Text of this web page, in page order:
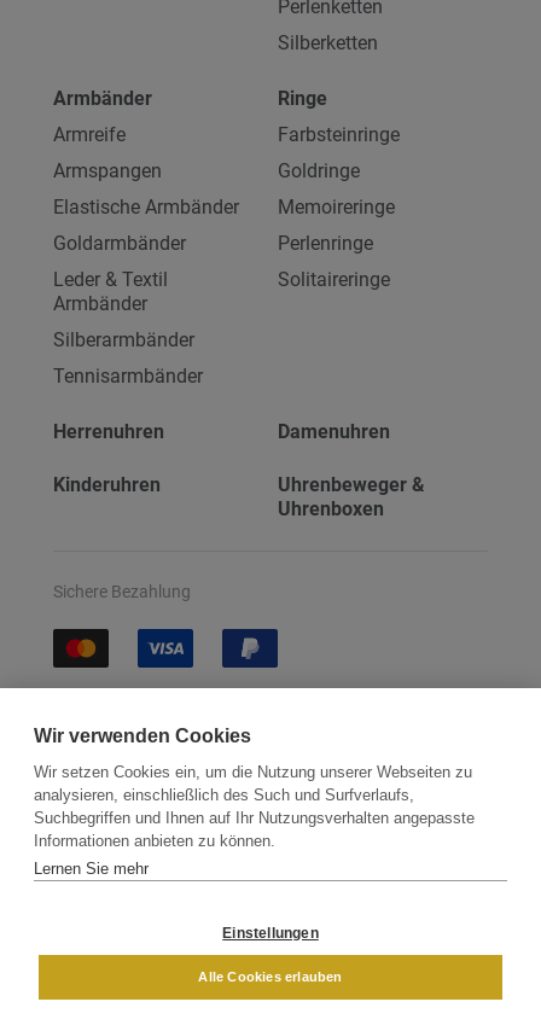
Perlenketten
Silberketten
Armbänder
Armreife
Armspangen
Elastische Armbänder
Goldarmbänder
Leder & Textil
Armbänder
Silberarmbänder
Tennisarmbänder
Ringe
Farbsteinringe
Goldringe
Memoireringe
Perlenringe
Solitaireringe
Herrenuhren Damenuhren
Kinderuhren
Uhrenbeweger &
Uhrenboxen
Sichere Bezahlung
Kontakt Newsletter Partner
Versand
DAMEN
Wir verwenden Cookies
Wir setzen Cookies ein, um die Nutzung unserer Webseiten zu
analysieren, einschließlich des Such und Surfverlaufs,
Suchbegriffen und Ihnen auf Ihr Nutzungsverhalten angepasste
Informationen anbieten zu können.
Lernen Sie mehr
Einstellungen
Alle Cookies erlauben